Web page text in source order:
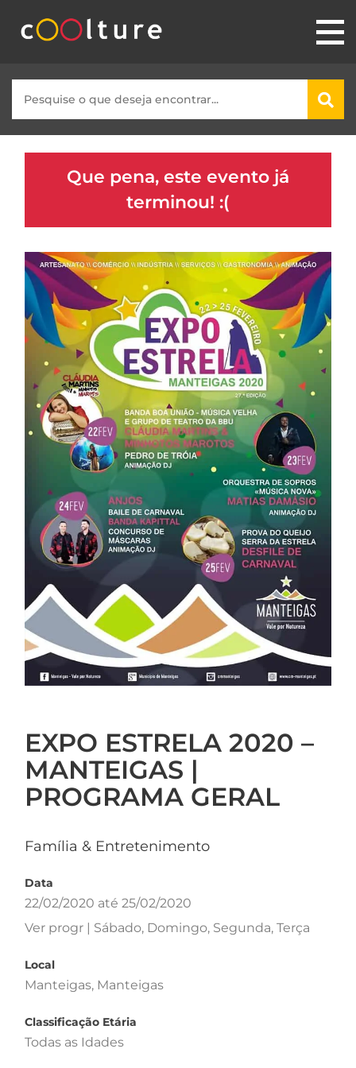
Que pena, este evento já
terminou! :(
EXPO ESTRELA 2020 –
MANTEIGAS |
PROGRAMA GERAL
Família & Entretenimento
Data
22/02/2020 até 25/02/2020
Ver progr | Sábado, Domingo, Segunda, Terça
Local
Manteigas, Manteigas
Classificação Etária
Todas as Idades